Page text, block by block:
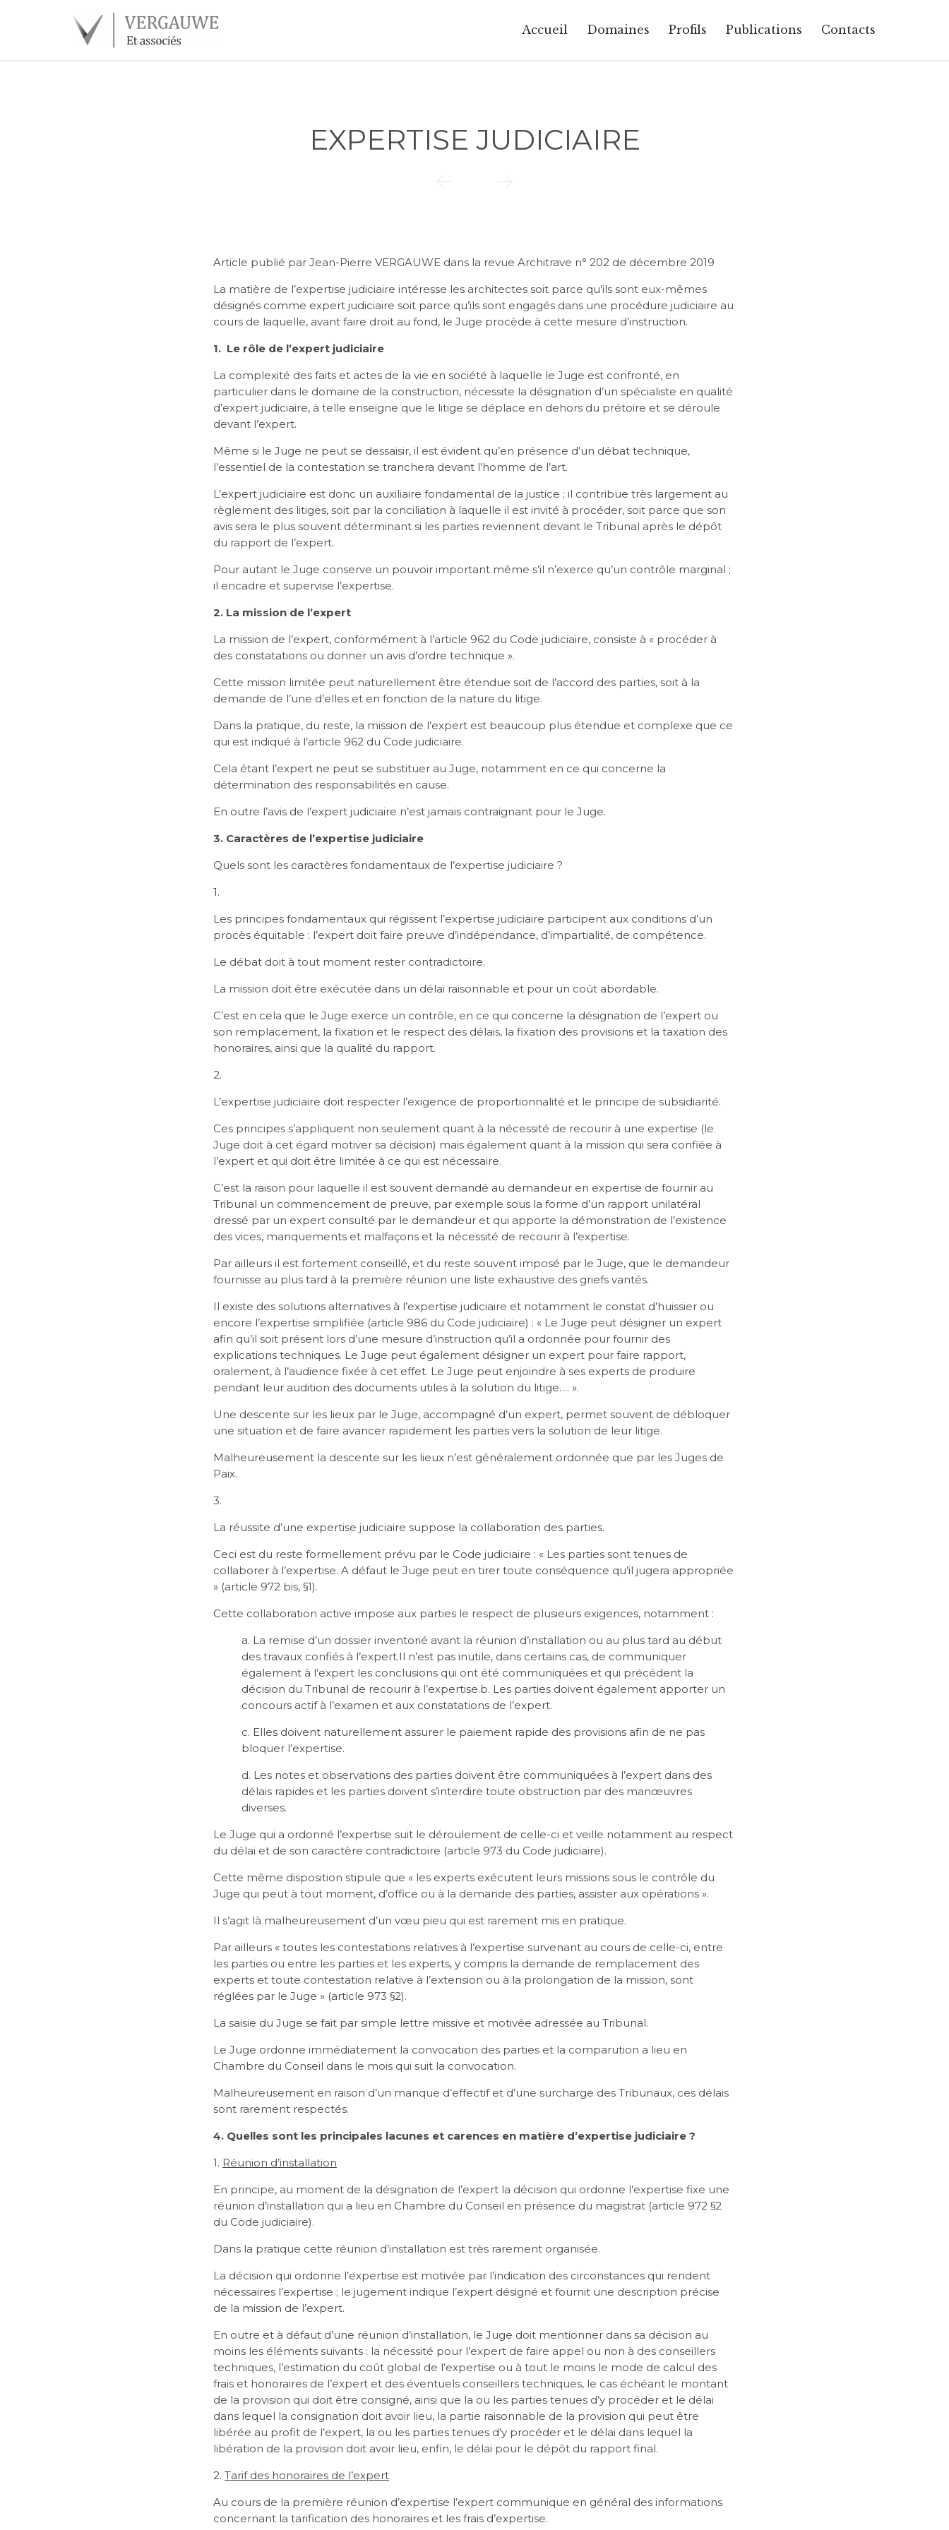
Accueil Domaines Profils Publications Contacts
EXPERTISE JUDICIAIRE
 
Article publié par Jean-Pierre VERGAUWE dans la revue Architrave n° 202 de décembre 2019
La matière de l’expertise judiciaire intéresse les architectes soit parce qu’ils sont eux-mêmes
désignés comme expert judiciaire soit parce qu’ils sont engagés dans une procédure judiciaire au
cours de laquelle, avant faire droit au fond, le Juge procède à cette mesure d’instruction.
1. Le rôle de l’expert judiciaire
La complexité des faits et actes de la vie en société à laquelle le Juge est confronté, en
particulier dans le domaine de la construction, nécessite la désignation d’un spécialiste en qualité
d’expert judiciaire, à telle enseigne que le litige se déplace en dehors du prétoire et se déroule
devant l’expert.
Même si le Juge ne peut se dessaisir, il est évident qu’en présence d’un débat technique,
l’essentiel de la contestation se tranchera devant l’homme de l’art.
L’expert judiciaire est donc un auxiliaire fondamental de la justice ; il contribue très largement au
règlement des litiges, soit par la conciliation à laquelle il est invité à procéder, soit parce que son
avis sera le plus souvent déterminant si les parties reviennent devant le Tribunal après le dépôt
du rapport de l’expert.
Pour autant le Juge conserve un pouvoir important même s’il n’exerce qu’un contrôle marginal ;
il encadre et supervise l’expertise.
2. La mission de l’expert
La mission de l’expert, conformément à l’article 962 du Code judiciaire, consiste à « procéder à
des constatations ou donner un avis d’ordre technique ».
Cette mission limitée peut naturellement être étendue soit de l’accord des parties, soit à la
demande de l’une d’elles et en fonction de la nature du litige.
Dans la pratique, du reste, la mission de l’expert est beaucoup plus étendue et complexe que ce
qui est indiqué à l’article 962 du Code judiciaire.
Cela étant l’expert ne peut se substituer au Juge, notamment en ce qui concerne la
détermination des responsabilités en cause.
En outre l’avis de l’expert judiciaire n’est jamais contraignant pour le Juge.
3. Caractères de l’expertise judiciaire
Quels sont les caractères fondamentaux de l’expertise judiciaire ?
1.
Les principes fondamentaux qui régissent l’expertise judiciaire participent aux conditions d’un
procès équitable : l’expert doit faire preuve d’indépendance, d’impartialité, de compétence.
Le débat doit à tout moment rester contradictoire.
La mission doit être exécutée dans un délai raisonnable et pour un coût abordable.
C’est en cela que le Juge exerce un contrôle, en ce qui concerne la désignation de l’expert ou
son remplacement, la fixation et le respect des délais, la fixation des provisions et la taxation des
honoraires, ainsi que la qualité du rapport.
2.
L’expertise judiciaire doit respecter l’exigence de proportionnalité et le principe de subsidiarité.
Ces principes s’appliquent non seulement quant à la nécessité de recourir à une expertise (le
Juge doit à cet égard motiver sa décision) mais également quant à la mission qui sera confiée à
l’expert et qui doit être limitée à ce qui est nécessaire.
C’est la raison pour laquelle il est souvent demandé au demandeur en expertise de fournir au
Tribunal un commencement de preuve, par exemple sous la forme d’un rapport unilatéral
dressé par un expert consulté par le demandeur et qui apporte la démonstration de l’existence
des vices, manquements et malfaçons et la nécessité de recourir à l’expertise.
Par ailleurs il est fortement conseillé, et du reste souvent imposé par le Juge, que le demandeur
fournisse au plus tard à la première réunion une liste exhaustive des griefs vantés.
Il existe des solutions alternatives à l’expertise judiciaire et notamment le constat d’huissier ou
encore l’expertise simplifiée (article 986 du Code judiciaire) : « Le Juge peut désigner un expert
afin qu’il soit présent lors d’une mesure d’instruction qu’il a ordonnée pour fournir des
explications techniques. Le Juge peut également désigner un expert pour faire rapport,
oralement, à l’audience fixée à cet effet. Le Juge peut enjoindre à ses experts de produire
pendant leur audition des documents utiles à la solution du litige…. ».
Une descente sur les lieux par le Juge, accompagné d’un expert, permet souvent de débloquer
une situation et de faire avancer rapidement les parties vers la solution de leur litige.
Malheureusement la descente sur les lieux n’est généralement ordonnée que par les Juges de
Paix.
3.
La réussite d’une expertise judiciaire suppose la collaboration des parties.
Ceci est du reste formellement prévu par le Code judiciaire : « Les parties sont tenues de
collaborer à l’expertise. A défaut le Juge peut en tirer toute conséquence qu’il jugera appropriée
» (article 972 bis, §1).
Cette collaboration active impose aux parties le respect de plusieurs exigences, notamment :
a. La remise d’un dossier inventorié avant la réunion d’installation ou au plus tard au début
des travaux confiés à l’expert.Il n’est pas inutile, dans certains cas, de communiquer
également à l’expert les conclusions qui ont été communiquées et qui précédent la
décision du Tribunal de recourir à l’expertise.b. Les parties doivent également apporter un
concours actif à l’examen et aux constatations de l’expert.
c. Elles doivent naturellement assurer le paiement rapide des provisions afin de ne pas
bloquer l’expertise.
d. Les notes et observations des parties doivent être communiquées à l’expert dans des
délais rapides et les parties doivent s’interdire toute obstruction par des manœuvres
diverses.
Le Juge qui a ordonné l’expertise suit le déroulement de celle-ci et veille notamment au respect
du délai et de son caractère contradictoire (article 973 du Code judiciaire).
Cette même disposition stipule que « les experts exécutent leurs missions sous le contrôle du
Juge qui peut à tout moment, d’office ou à la demande des parties, assister aux opérations ».
Il s’agit là malheureusement d’un vœu pieu qui est rarement mis en pratique.
Par ailleurs « toutes les contestations relatives à l’expertise survenant au cours de celle-ci, entre
les parties ou entre les parties et les experts, y compris la demande de remplacement des
experts et toute contestation relative à l’extension ou à la prolongation de la mission, sont
réglées par le Juge » (article 973 §2).
La saisie du Juge se fait par simple lettre missive et motivée adressée au Tribunal.
Le Juge ordonne immédiatement la convocation des parties et la comparution a lieu en
Chambre du Conseil dans le mois qui suit la convocation.
Malheureusement en raison d’un manque d’effectif et d’une surcharge des Tribunaux, ces délais
sont rarement respectés.
4. Quelles sont les principales lacunes et carences en matière d’expertise judiciaire ?
1. Réunion d’installation
En principe, au moment de la désignation de l’expert la décision qui ordonne l’expertise fixe une
réunion d’installation qui a lieu en Chambre du Conseil en présence du magistrat (article 972 §2
du Code judiciaire).
Dans la pratique cette réunion d’installation est très rarement organisée.
La décision qui ordonne l’expertise est motivée par l’indication des circonstances qui rendent
nécessaires l’expertise ; le jugement indique l’expert désigné et fournit une description précise
de la mission de l’expert.
En outre et à défaut d’une réunion d’installation, le Juge doit mentionner dans sa décision au
moins les éléments suivants : la nécessité pour l’expert de faire appel ou non à des conseillers
techniques, l’estimation du coût global de l’expertise ou à tout le moins le mode de calcul des
frais et honoraires de l’expert et des éventuels conseillers techniques, le cas échéant le montant
de la provision qui doit être consigné, ainsi que la ou les parties tenues d’y procéder et le délai
dans lequel la consignation doit avoir lieu, la partie raisonnable de la provision qui peut être
libérée au profit de l’expert, la ou les parties tenues d’y procéder et le délai dans lequel la
libération de la provision doit avoir lieu, enfin, le délai pour le dépôt du rapport final.
2. Tarif des honoraires de l’expert
Au cours de la première réunion d’expertise l’expert communique en général des informations
concernant la tarification des honoraires et les frais d’expertise.